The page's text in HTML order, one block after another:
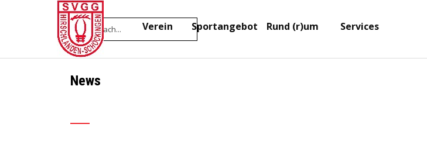
Direkt zum Seiteninhalt
Menü überspringen
Home Verein ▼
Sportangebote ▼
Rund (r)um ▼
Services
News